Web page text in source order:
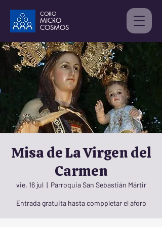
CORO
MICRO
COSMOS
Misa de La Virgen del
Carmen
vie, 16 jul
  |
Parroquia San Sebastián Mártir
Entrada gratuita hasta comppletar el aforo